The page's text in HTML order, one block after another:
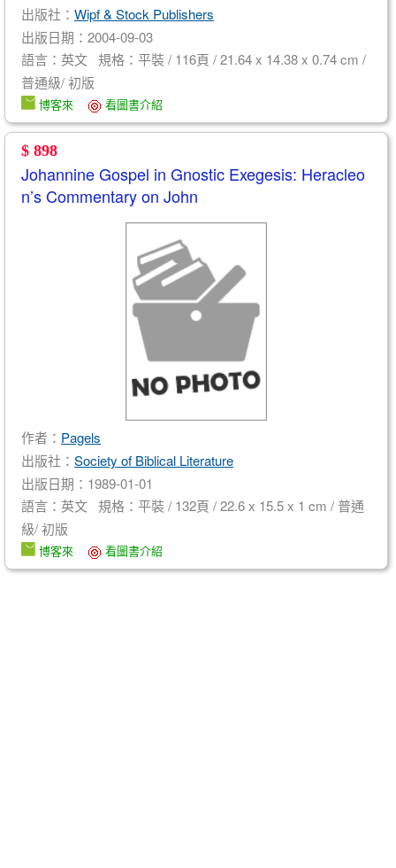
出版社： Wipf & Stock Publishers
出版日期：2004-09-03
語言：英文 規格：平裝 / 116頁 / 21.64 x 14.38 x 0.74 cm /
普通級/ 初版
博客來 看圖書介紹
$ 898
Johannine Gospel in Gnostic Exegesis: Heracleo
n’s Commentary on John
作者： Pagels
出版社： Society of Biblical Literature
出版日期：1989-01-01
語言：英文 規格：平裝 / 132頁 / 22.6 x 15.5 x 1 cm / 普通
級/ 初版
博客來 看圖書介紹